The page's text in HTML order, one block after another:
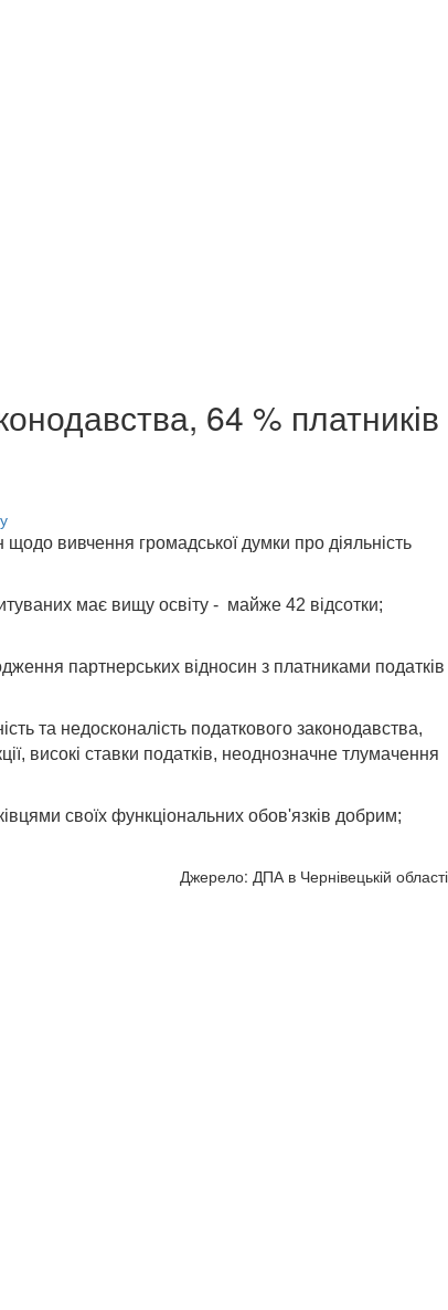
64 % платників
вивчення громадської думки про діяльність
має вищу освіту - майже 42 відсотки;
партнерських відносин з платниками податків
та недосконалість податкового законодавства,
високі ставки податків, неоднозначне тлумачення
своїх функціональних обов'язків добрим;
Джерело: ДПА в Чернівецькій області